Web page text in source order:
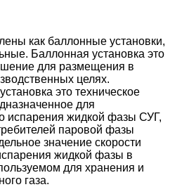
как баллонные установки,
Баллонная установка это
для размещения в
целях.
это техническое
для
испарения жидкой фазы СУГ,
паровой фазы
значение скорости
жидкой фазы в
для хранения и
газа.